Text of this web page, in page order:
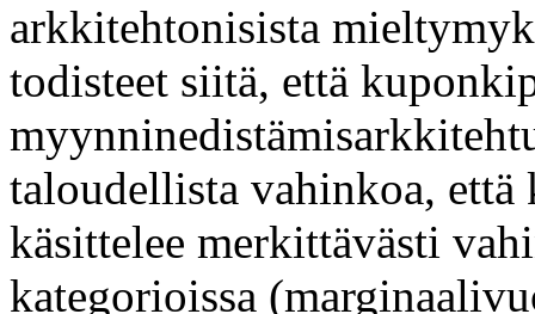
arkkitehtonisista
todisteet siitä, että
taloudellista vahinkoa,
käsittelee merkittävästi
kategorioissa